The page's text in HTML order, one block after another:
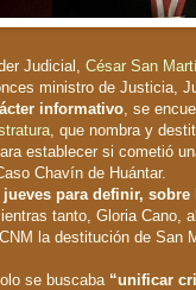
Judicial, César San
ministro de Justicia,
informativo , se
, que nombra y
establecer si cometió
Chavín de Huántar.
para definir,
tanto, Gloria Cano,
la destitución de San
se buscaba “unificar